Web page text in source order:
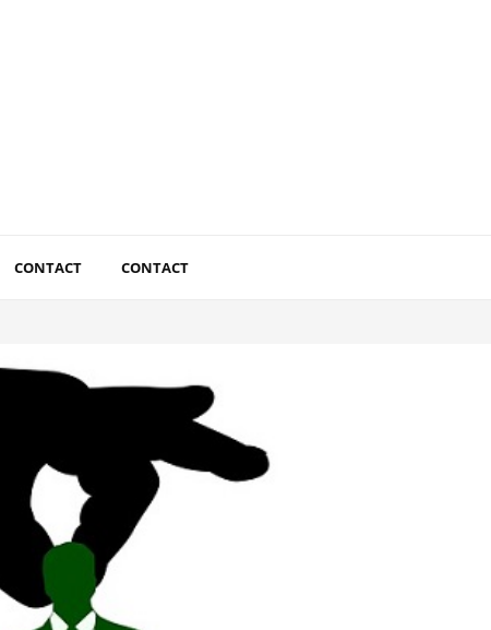
CONTACT CONTACT